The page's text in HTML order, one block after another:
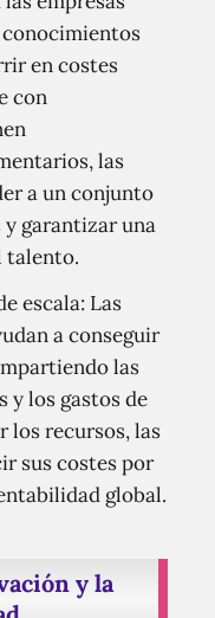
conocimientos
en costes
con
las
a un conjunto
y garantizar una
talento.
escala: Las
a conseguir
las
y los gastos de
los recursos, las
sus costes por
global.
y la